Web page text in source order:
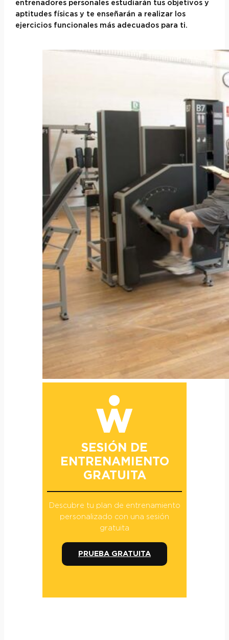
entrenadores personales estudiarán tus objetivos y
aptitudes físicas y te enseñarán a realizar los
ejercicios funcionales más adecuados para ti.
SESIÓN DE
ENTRENAMIENTO
GRATUITA
Descubre tu plan de entrenamiento
personalizado con una sesión
gratuita
PRUEBA GRATUITA